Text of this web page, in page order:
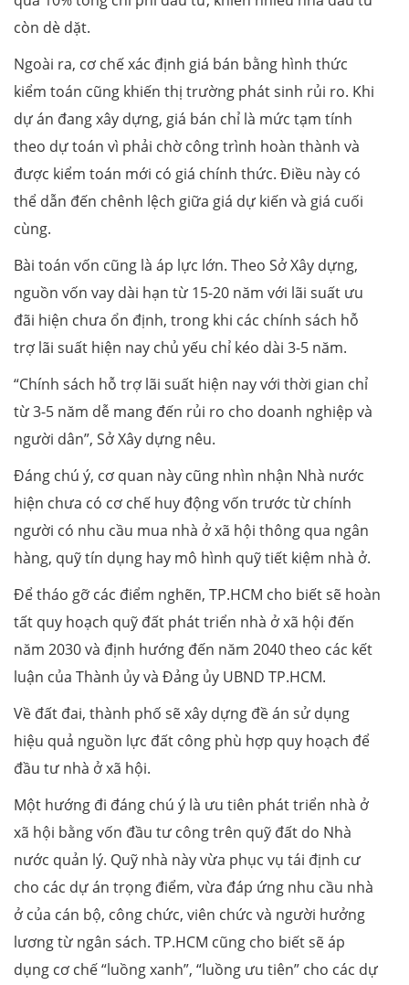
còn dè dặt.
Ngoài ra, cơ chế xác định giá bán bằng hình thức
kiểm toán cũng khiến thị trường phát sinh rủi ro. Khi
dự án đang xây dựng, giá bán chỉ là mức tạm tính
theo dự toán vì phải chờ công trình hoàn thành và
được kiểm toán mới có giá chính thức. Điều này có
thể dẫn đến chênh lệch giữa giá dự kiến và giá cuối
cùng.
Bài toán vốn cũng là áp lực lớn. Theo Sở Xây dựng,
nguồn vốn vay dài hạn từ 15-20 năm với lãi suất ưu
đãi hiện chưa ổn định, trong khi các chính sách hỗ
trợ lãi suất hiện nay chủ yếu chỉ kéo dài 3-5 năm.
“Chính sách hỗ trợ lãi suất hiện nay với thời gian chỉ
từ 3-5 năm dễ mang đến rủi ro cho doanh nghiệp và
người dân”, Sở Xây dựng nêu.
Đáng chú ý, cơ quan này cũng nhìn nhận Nhà nước
hiện chưa có cơ chế huy động vốn trước từ chính
người có nhu cầu mua nhà ở xã hội thông qua ngân
hàng, quỹ tín dụng hay mô hình quỹ tiết kiệm nhà ở.
Để tháo gỡ các điểm nghẽn, TP.HCM cho biết sẽ hoàn
tất quy hoạch quỹ đất phát triển nhà ở xã hội đến
năm 2030 và định hướng đến năm 2040 theo các kết
luận của Thành ủy và Đảng ủy UBND TP.HCM.
Về đất đai, thành phố sẽ xây dựng đề án sử dụng
hiệu quả nguồn lực đất công phù hợp quy hoạch để
đầu tư nhà ở xã hội.
Một hướng đi đáng chú ý là ưu tiên phát triển nhà ở
xã hội bằng vốn đầu tư công trên quỹ đất do Nhà
nước quản lý. Quỹ nhà này vừa phục vụ tái định cư
cho các dự án trọng điểm, vừa đáp ứng nhu cầu nhà
ở của cán bộ, công chức, viên chức và người hưởng
lương từ ngân sách. TP.HCM cũng cho biết sẽ áp
dụng cơ chế “luồng xanh”, “luồng ưu tiên” cho các dự